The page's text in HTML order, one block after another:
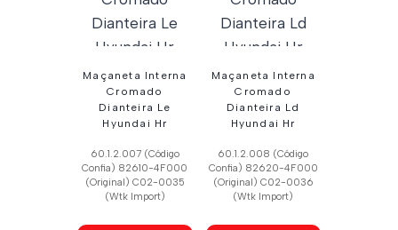
Maçaneta Interna
Cromado
Dianteira Le
Hyundai Hr
60.1.2.007 (Código
Confia) 82610-4F000
(Original) C02-0035
(Wtk Import)
Maçaneta Interna
Cromado
Dianteira Ld
Hyundai Hr
60.1.2.008 (Código
Confia) 82620-4F000
(Original) C02-0036
(Wtk Import)